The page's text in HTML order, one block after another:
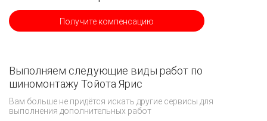
Получите компенсацию
Выполняем следующие виды работ по
шиномонтажу Тойота Ярис
Вам больше не придётся искать другие сервисы для
выполнения дополнительных работ